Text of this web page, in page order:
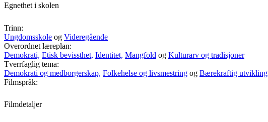
Egnethet i skolen
Trinn:
Ungdomsskole og Videregående
Overordnet læreplan:
Demokrati, Etisk bevissthet, Identitet, Mangfold og Kulturarv og tradisjoner
Tverrfaglig tema:
Demokrati og medborgerskap, Folkehelse og livsmestring og Bærekraftig utvikling
Filmspråk:
Filmdetaljer